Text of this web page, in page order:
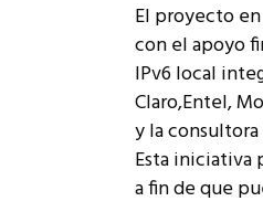
El proyecto
con el apoyo
IPv6 local
Claro,Entel,
y la
Esta iniciativa
a fin de que